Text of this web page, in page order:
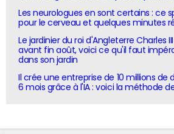
Les neurologues en sont certains : ce
pour le cerveau et quelques minutes
Le jardinier du roi d'Angleterre Charles
avant fin août, voici ce qu'il faut
dans son jardin
Il crée une entreprise de 10 millions
6 mois grâce à l'IA : voici la méthode